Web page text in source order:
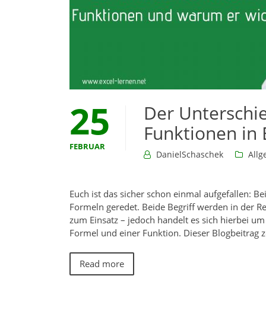
25
FEBRUAR
Der
Funktionen in
DanielSchaschek
Euch ist das sicher schon einmal aufgefallen:
Formeln geredet. Beide Begriff werden in der
zum Einsatz – jedoch handelt es sich hierbei
Formel und einer Funktion. Dieser Blogbeitrag
Read more